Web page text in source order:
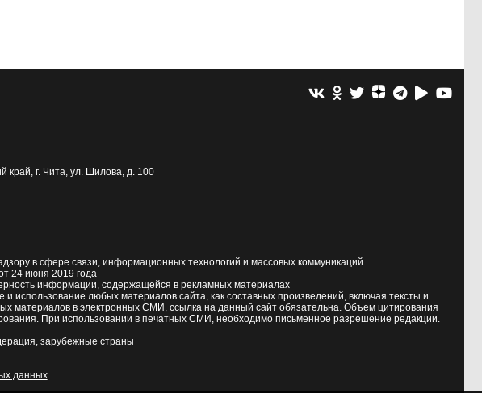
край, г. Чита, ул. Шилова, д. 100
в сфере связи, информационных технологий и массовых коммуникаций.
24 июня 2019 года
информации, содержащейся в рекламных материалах
использование любых материалов сайта, как составных произведений, включая тексты и
материалов в электронных СМИ, ссылка на данный сайт обязательна. Объем цитирования
При использовании в печатных СМИ, необходимо письменное разрешение редакции.
зарубежные страны
данных